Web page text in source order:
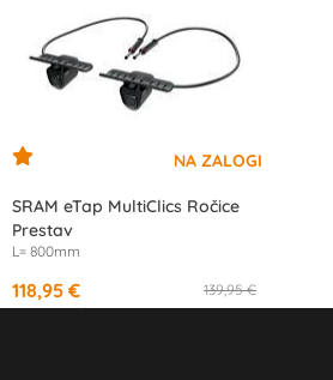
SRAM eTap MultiClics Ročice
Prestav
L= 800mm
139,95 €
118,95 €
od11,18 €/mesec